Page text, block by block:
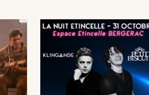
24 - Dordogne
Choisir mes départements